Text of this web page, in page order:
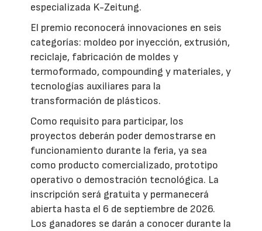
especializada K-Zeitung.
El premio reconocerá innovaciones en seis
categorías: moldeo por inyección, extrusión,
reciclaje, fabricación de moldes y
termoformado, compounding y materiales, y
tecnologías auxiliares para la
transformación de plásticos.
Como requisito para participar, los
proyectos deberán poder demostrarse en
funcionamiento durante la feria, ya sea
como producto comercializado, prototipo
operativo o demostración tecnológica. La
inscripción será gratuita y permanecerá
abierta hasta el 6 de septiembre de 2026.
Los ganadores se darán a conocer durante la